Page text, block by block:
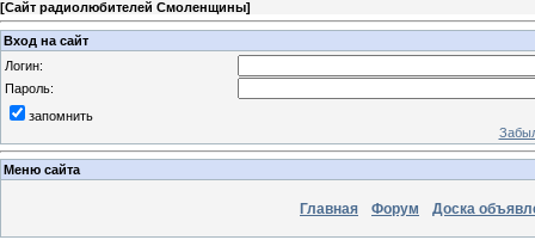
[Сайт радиолюбителей Смоленщины]
Вход на сайт
Логин:
Пароль:
запомнить
Меню сайта
Главная Форум Доска